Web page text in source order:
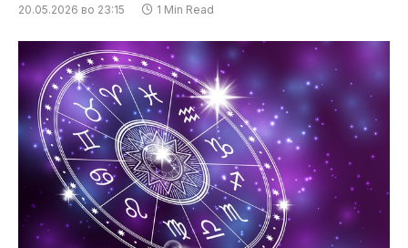
20.05.2026 во 23:15 1 Min Read